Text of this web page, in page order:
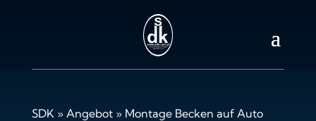
SDK» Angebot» Montage Becken auf Auto